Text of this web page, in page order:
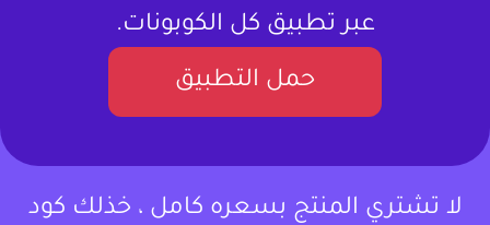
عبر تطبيق كل الكوبونات.
حمل التطبيق
لا تشتري المنتج بسعره كامل ، خذلك كود